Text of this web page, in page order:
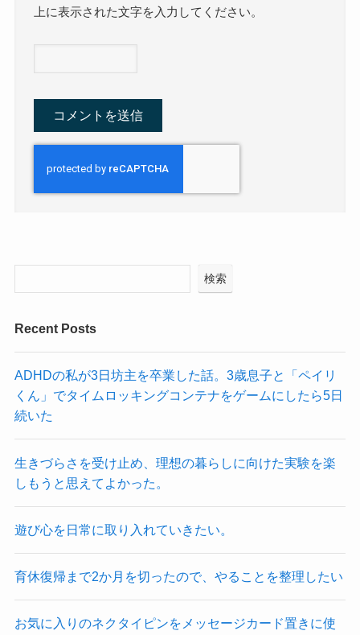
上に表示された文字を入力してください。
検索
Recent Posts
ADHDの私が3日坊主を卒業した話。3歳息子と「ペイリ
くん」でタイムロッキングコンテナをゲームにしたら5日
続いた
生きづらさを受け止め、理想の暮らしに向けた実験を楽
しもうと思えてよかった。
遊び心を日常に取り入れていきたい。
育休復帰まで2か月を切ったので、やることを整理したい
お気に入りのネクタイピンをメッセージカード置きに使